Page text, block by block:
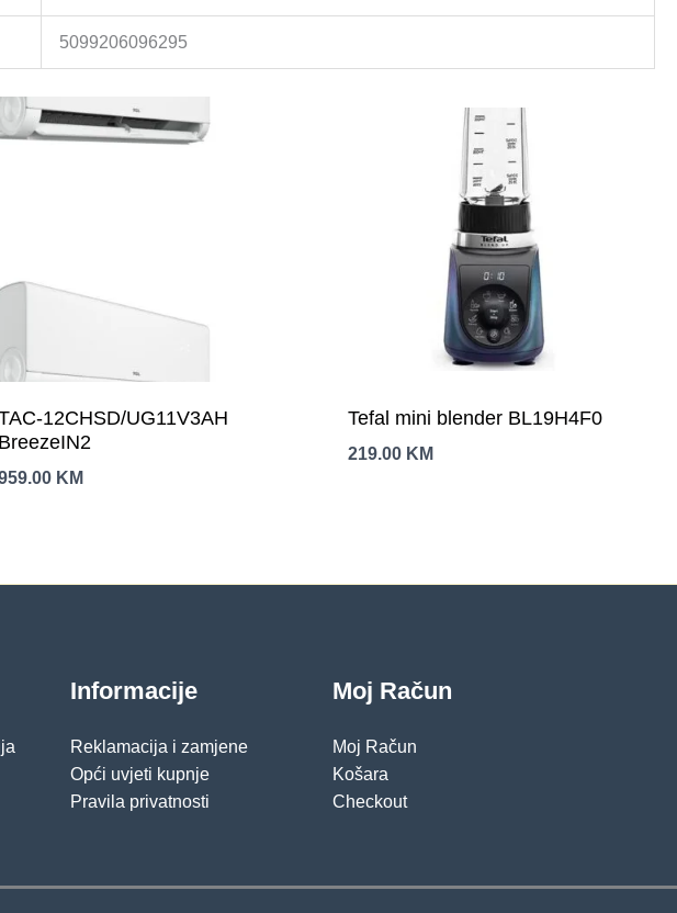
5099206096295
12CHSD/UG11V3AH
BreezeIN2
KM
Tefal mini blender BL19H4F0
219.00 KM
Informacije
Reklamacija i zamjene
Opći uvjeti kupnje
Pravila privatnosti
Moj Račun
Moj Račun
Košara
Checkout